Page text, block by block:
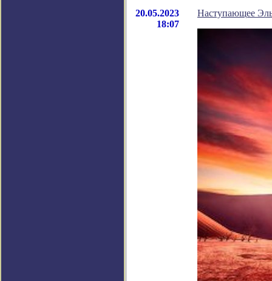
20.05.2023
18:07
Наступающее